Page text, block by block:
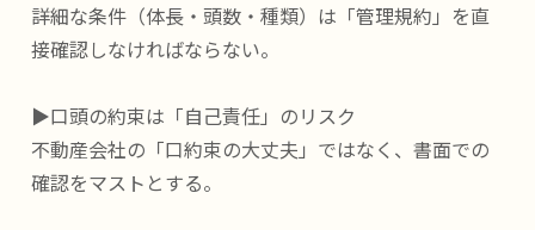
詳細な条件（体長・頭数・種類）は「管理規約」を直
接確認しなければならない。
▶口頭の約束は「自己責任」のリスク
不動産会社の「口約束の大丈夫」ではなく、書面での
確認をマストとする。